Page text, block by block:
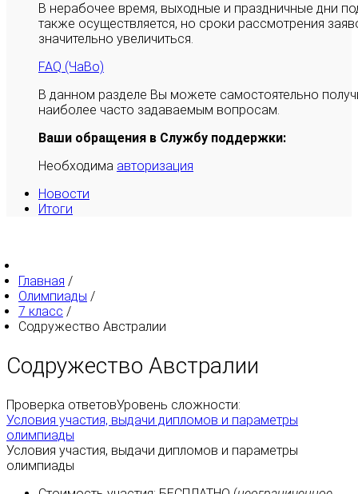
В нерабочее время, выходные и праздничные дни
также осуществляется, но сроки рассмотрения
значительно увеличиться.
FAQ (ЧаВо)
В данном разделе Вы можете самостоятельно
наиболее часто задаваемым вопросам.
Ваши обращения в Службу поддержки:
Необходима авторизация
Новости
Итоги
Главная /
Олимпиады /
7 класс /
Содружество Австралии
Содружество Австралии
Проверка ответовУровень сложности:
Условия участия, выдачи дипломов и параметры
олимпиады
Условия участия, выдачи дипломов и параметры
олимпиады